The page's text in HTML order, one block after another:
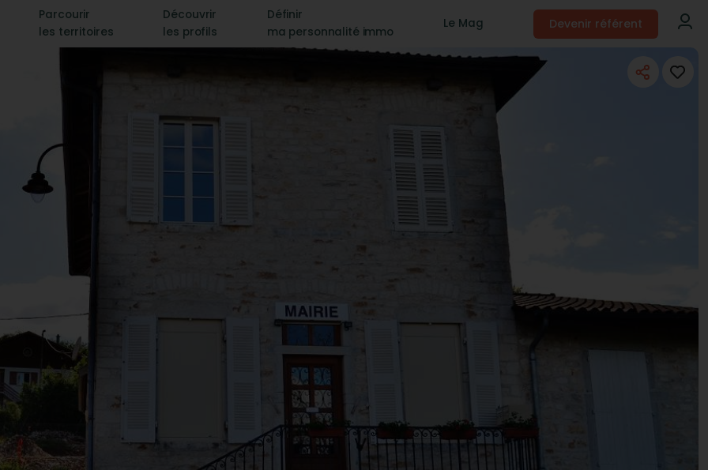
Parcourir
les territoires
Découvrir
les profils
Définir
ma personnalité immo
Le Mag Devenir référent